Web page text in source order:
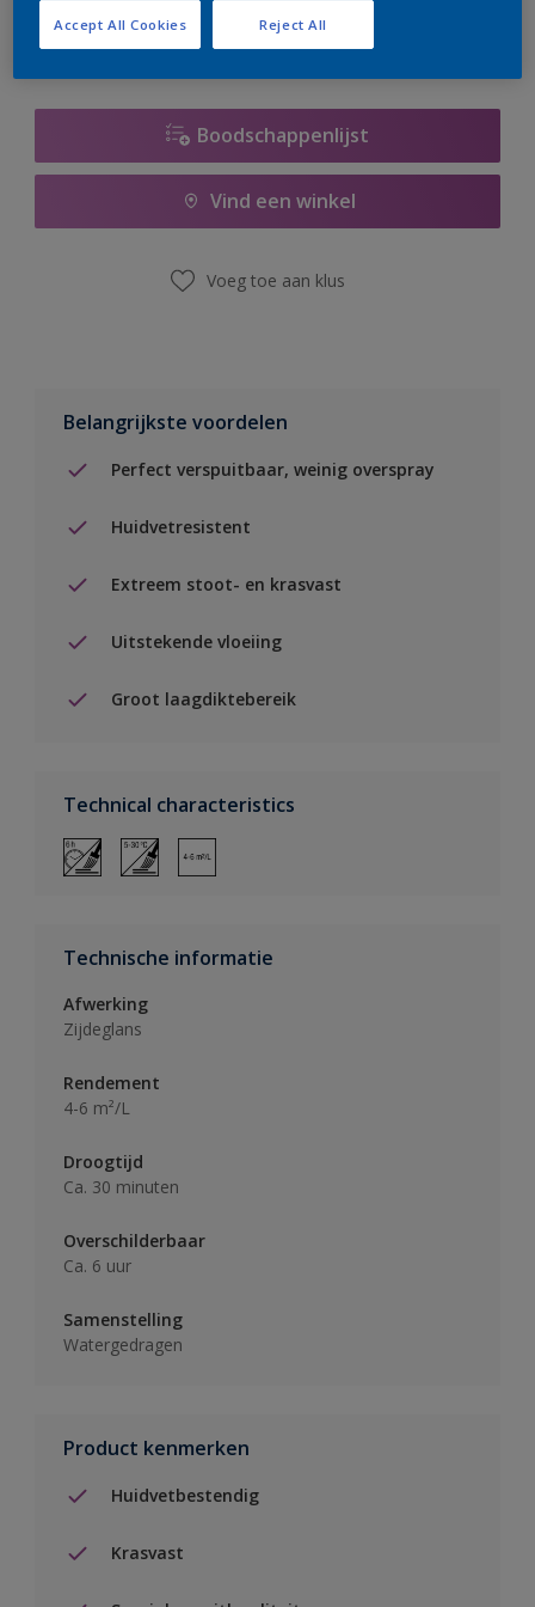
Boodschappenlijst
Vind een winkel
Voeg toe aan klus
Belangrijkste voordelen
Perfect verspuitbaar, weinig overspray
Huidvetresistent
Extreem stoot- en krasvast
Uitstekende vloeiing
Groot laagdiktebereik
Technical characteristics
Technische informatie
Afwerking
Zijdeglans
Rendement
4-6 m²/L
Droogtijd
Ca. 30 minuten
Overschilderbaar
Ca. 6 uur
Samenstelling
Watergedragen
Product kenmerken
Huidvetbestendig
Krasvast
Reject All
Accept All Cookies